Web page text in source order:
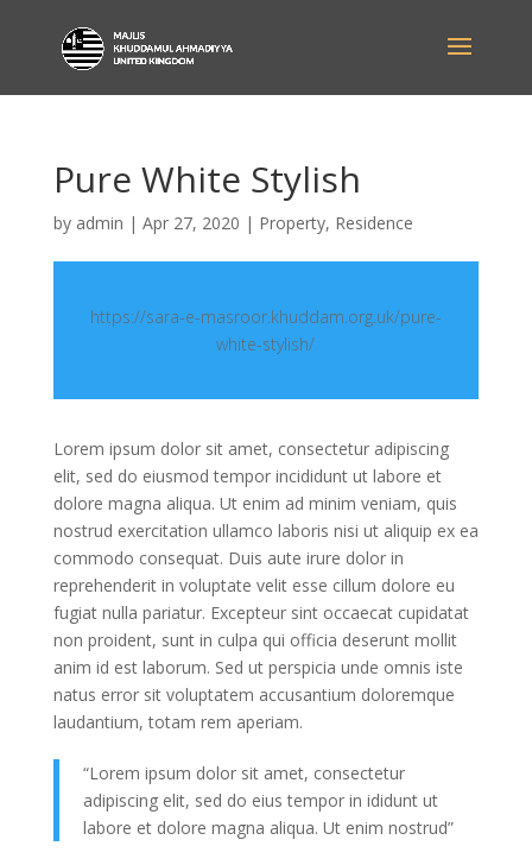
Pure White Stylish
by admin | Apr 27, 2020 | Property, Residence
https://sara-e-masroor.khuddam.org.uk/pure-
white-stylish/
Lorem ipsum dolor sit amet, consectetur adipiscing
elit, sed do eiusmod tempor incididunt ut labore et
dolore magna aliqua. Ut enim ad minim veniam, quis
nostrud exercitation ullamco laboris nisi ut aliquip ex ea
commodo consequat. Duis aute irure dolor in
reprehenderit in voluptate velit esse cillum dolore eu
fugiat nulla pariatur. Excepteur sint occaecat cupidatat
non proident, sunt in culpa qui officia deserunt mollit
anim id est laborum. Sed ut perspicia unde omnis iste
natus error sit voluptatem accusantium doloremque
laudantium, totam rem aperiam.
“Lorem ipsum dolor sit amet, consectetur
adipiscing elit, sed do eius tempor in ididunt ut
labore et dolore magna aliqua. Ut enim nostrud”